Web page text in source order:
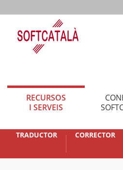
RECURSOS
I SERVEIS
TRADUCTOR CORRECTOR